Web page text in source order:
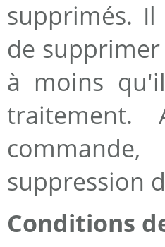
supprimés.
de
à moins
traitement.
suppression
Conditions